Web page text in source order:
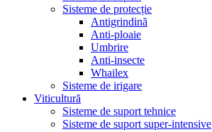
Sisteme de protecție
Antigrindină
Anti-ploaie
Umbrire
Anti-insecte
Whailex
Sisteme de irigare
Viticultură
Sisteme de suport tehnice
Sisteme de suport super-intensive